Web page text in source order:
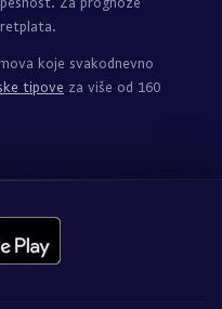
koje svakodnevno
tipove za više od 160